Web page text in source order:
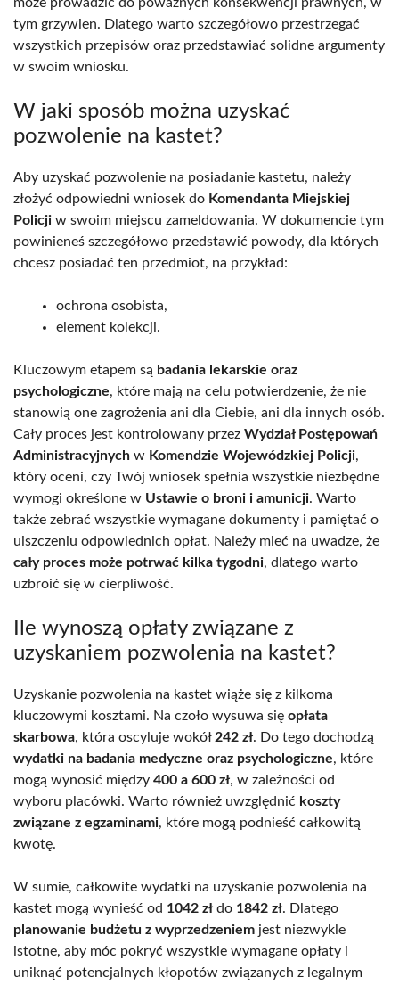
tym grzywien. Dlatego warto szczegółowo przestrzegać
wszystkich przepisów oraz przedstawiać solidne argumenty
w swoim wniosku.
W jaki sposób można uzyskać
pozwolenie na kastet?
Aby uzyskać pozwolenie na posiadanie kastetu, należy
złożyć odpowiedni wniosek do Komendanta Miejskiej
Policji w swoim miejscu zameldowania. W dokumencie tym
powinieneś szczegółowo przedstawić powody, dla których
chcesz posiadać ten przedmiot, na przykład:
ochrona osobista,
element kolekcji.
Kluczowym etapem są badania lekarskie oraz
psychologiczne, które mają na celu potwierdzenie, że nie
stanowią one zagrożenia ani dla Ciebie, ani dla innych osób.
Cały proces jest kontrolowany przez Wydział Postępowań
Administracyjnych w Komendzie Wojewódzkiej Policji,
który oceni, czy Twój wniosek spełnia wszystkie niezbędne
wymogi określone w Ustawie o broni i amunicji. Warto
także zebrać wszystkie wymagane dokumenty i pamiętać o
uiszczeniu odpowiednich opłat. Należy mieć na uwadze, że
cały proces może potrwać kilka tygodni, dlatego warto
uzbroić się w cierpliwość.
Ile wynoszą opłaty związane z
uzyskaniem pozwolenia na kastet?
Uzyskanie pozwolenia na kastet wiąże się z kilkoma
kluczowymi kosztami. Na czoło wysuwa się opłata
skarbowa, która oscyluje wokół 242 zł. Do tego dochodzą
wydatki na badania medyczne oraz psychologiczne, które
mogą wynosić między 400 a 600 zł, w zależności od
wyboru placówki. Warto również uwzględnić koszty
związane z egzaminami, które mogą podnieść całkowitą
kwotę.
W sumie, całkowite wydatki na uzyskanie pozwolenia na
kastet mogą wynieść od 1042 zł do 1842 zł. Dlatego
planowanie budżetu z wyprzedzeniem jest niezwykle
istotne, aby móc pokryć wszystkie wymagane opłaty i
uniknąć potencjalnych kłopotów związanych z legalnym